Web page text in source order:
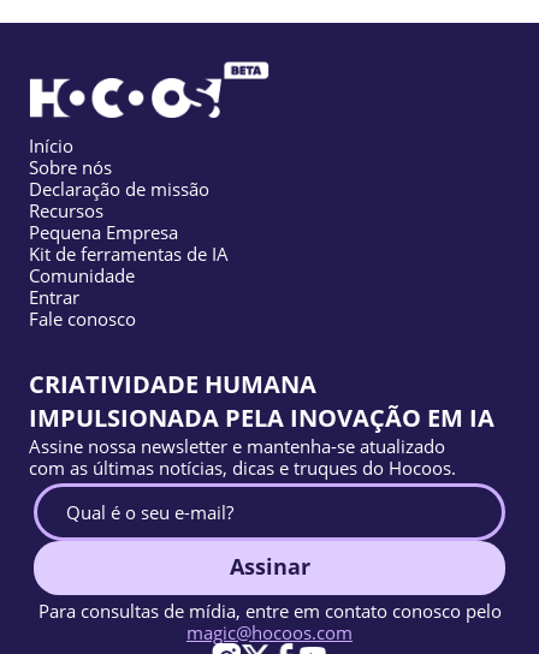
Início
Sobre nós
Declaração de missão
Recursos
Pequena Empresa
Kit de ferramentas de IA
Comunidade
Entrar
Fale conosco
CRIATIVIDADE HUMANA
IMPULSIONADA PELA INOVAÇÃO EM IA
Assine nossa newsletter e mantenha-se atualizado
com as últimas notícias, dicas e truques do Hocoos.
Assinar
Para consultas de mídia, entre em contato conosco pelo
magic@hocoos.com